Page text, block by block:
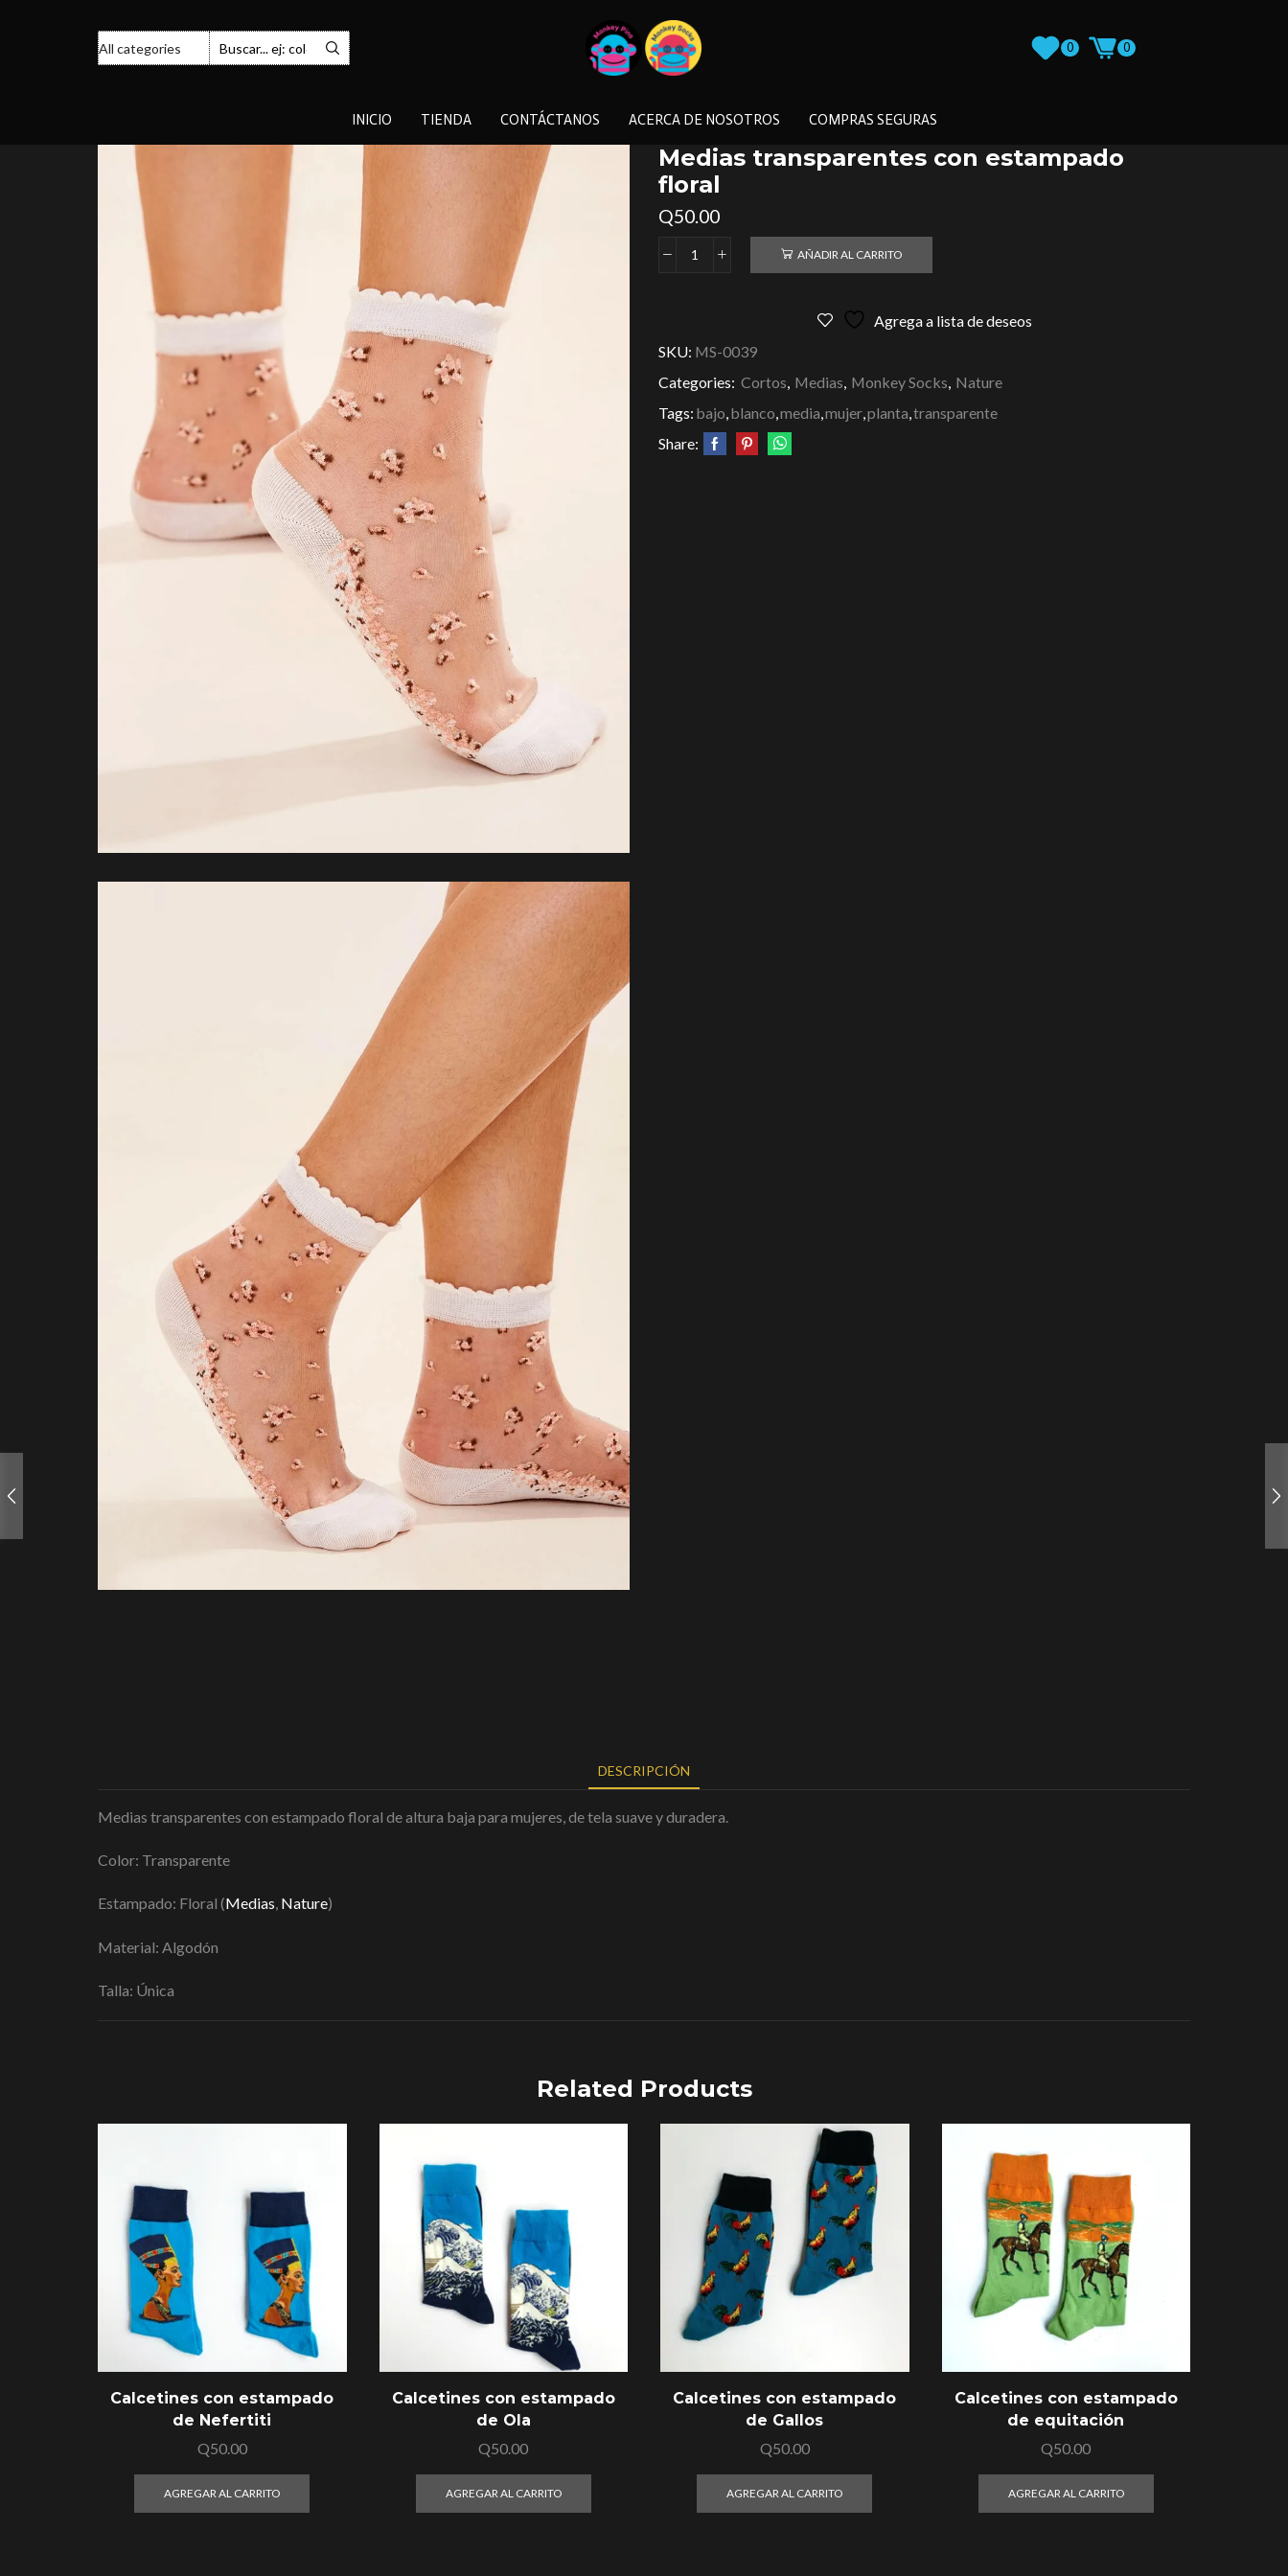
0 0
INICIO TIENDA CONTÁCTANOS ACERCA DE NOSOTROS COMPRAS SEGURAS
Medias transparentes con estampado
floral
Q50.00
AÑADIR AL CARRITO
Agrega a lista de deseos
SKU: MS-0039
Categories: Cortos, Medias, Monkey Socks, Nature
Tags: bajo,blanco,media,mujer,planta,transparente
Share:
DESCRIPCIÓN
Medias transparentes con estampado floral de altura baja para mujeres, de tela suave y duradera.
Color: Transparente
Estampado: Floral (Medias, Nature)
Material: Algodón
Talla: Única
Related Products
Calcetines con estampado
de Nefertiti
Q50.00
AGREGAR AL CARRITO
Calcetines con estampado
de Ola
Q50.00
AGREGAR AL CARRITO
Calcetines con estampado
de Gallos
Q50.00
AGREGAR AL CARRITO
Calcetines con estampado
de equitación
Q50.00
AGREGAR AL CARRITO